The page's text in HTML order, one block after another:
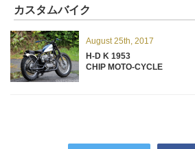
カスタムバイク
August 25th, 2017
H-D K 1953
CHIP MOTO-CYCLE